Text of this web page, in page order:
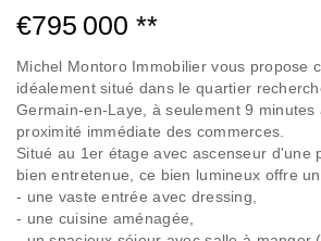
€795 000 **
Michel Montoro Immobilier vous propose
idéalement situé dans le quartier
Germain-en-Laye, à seulement 9 minutes
proximité immédiate des commerces.
Situé au 1er étage avec ascenseur d'une
bien entretenue, ce bien lumineux offre
- une vaste entrée avec dressing,
- une cuisine aménagée,